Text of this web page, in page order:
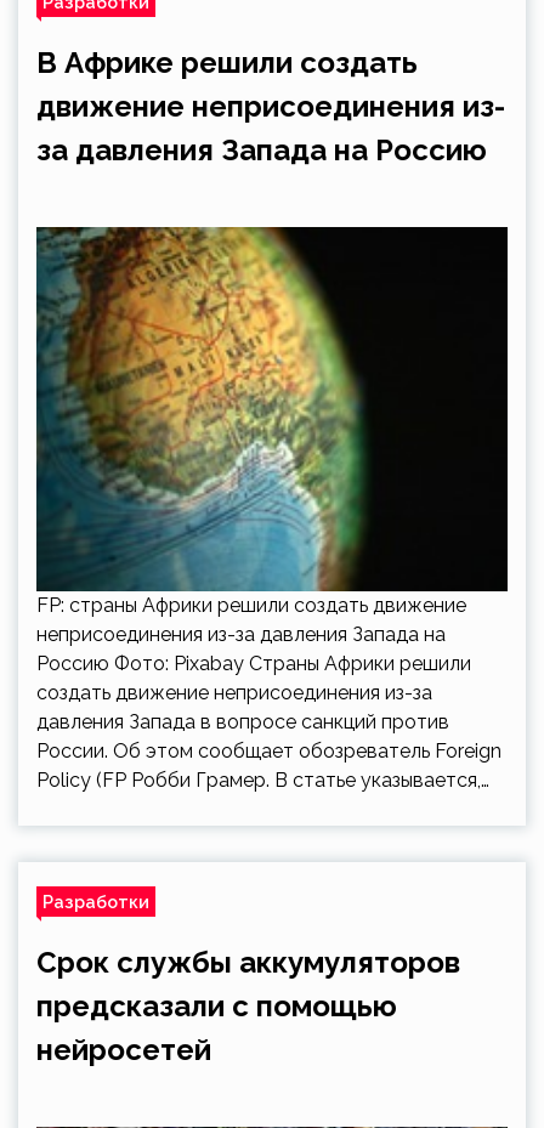
В Африке решили создать
движение неприсоединения из-
за давления Запада на Россию
FP: страны Африки решили создать движение
неприсоединения из-за давления Запада на
Россию Фото: Pixabay Страны Африки решили
создать движение неприсоединения из-за
давления Запада в вопросе санкций против
России. Об этом сообщает обозреватель Foreign
Policy (FP Робби Грамер. В статье указывается,…
Разработки
Срок службы аккумуляторов
предсказали с помощью
нейросетей